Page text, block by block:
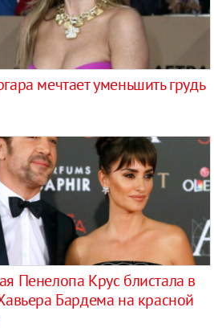
мечтает уменьшить грудь
Пенелопа Крус блистала в
Бардема на красной